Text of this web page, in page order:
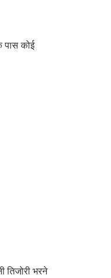
पास कोई
तिजोरी भरने